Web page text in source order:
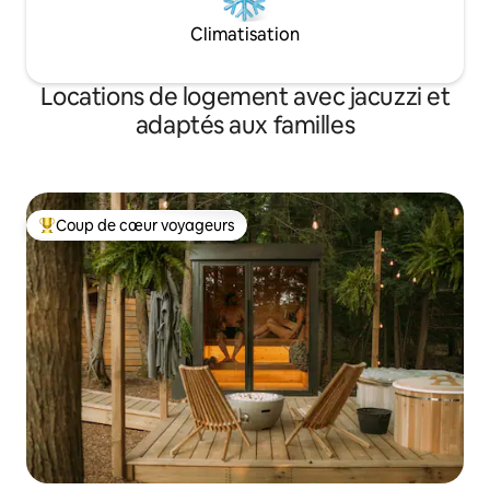
Climatisation
Locations de logement avec jacuzzi et
adaptés aux familles
Coups de cœur voyageurs les plus appréciés
Coup de cœur voyageurs